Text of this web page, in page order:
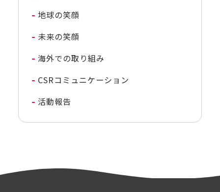
地球の笑顔
未来の笑顔
海外での取り組み
CSRコミュニケーション
活動報告